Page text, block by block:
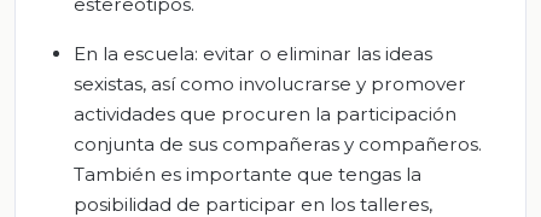
En la escuela: evitar o eliminar las ideas
sexistas, así como involucrarse y promover
actividades que procuren la participación
conjunta de sus compañeras y compañeros.
También es importante que tengas la
posibilidad de participar en los talleres,